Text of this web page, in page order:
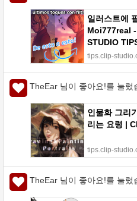
일러스트에
Moi777real
STUDIO
tips.clip-
TheEar 님이 좋아요!를 눌렀
인물화 그리
리는 요령 |
tips.clip-
TheEar 님이 좋아요!를 눌렀